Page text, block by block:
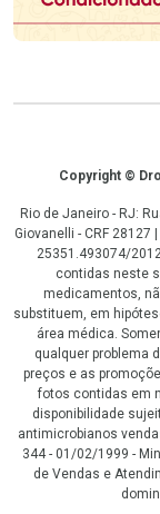
CopyrightCopyright ©
Rio de Janeiro - RJ:
Giovanelli - CRF
25351.493074/
contidas neste
medicamentos,
substituem, em
área médica.
qualquer problema
preços e as
fotos contidas em
disponibilidade
antimicrobianos
344 - 01/02/1999 -
de Vendas e